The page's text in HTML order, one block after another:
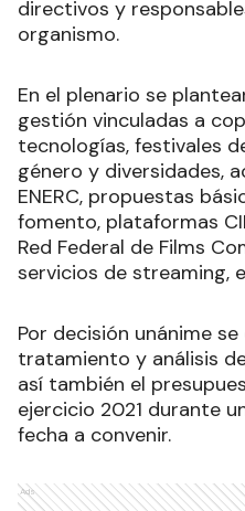
directivos y
organismo.
En el plenario se
gestión vinculadas a
tecnologías, festivales
género y diversidades,
ENERC, propuestas
fomento, plataformas
Red Federal de Films
servicios de streaming,
Por decisión unánime
tratamiento y análisis
así también el
ejercicio 2021 durante
fecha a convenir.
Ads